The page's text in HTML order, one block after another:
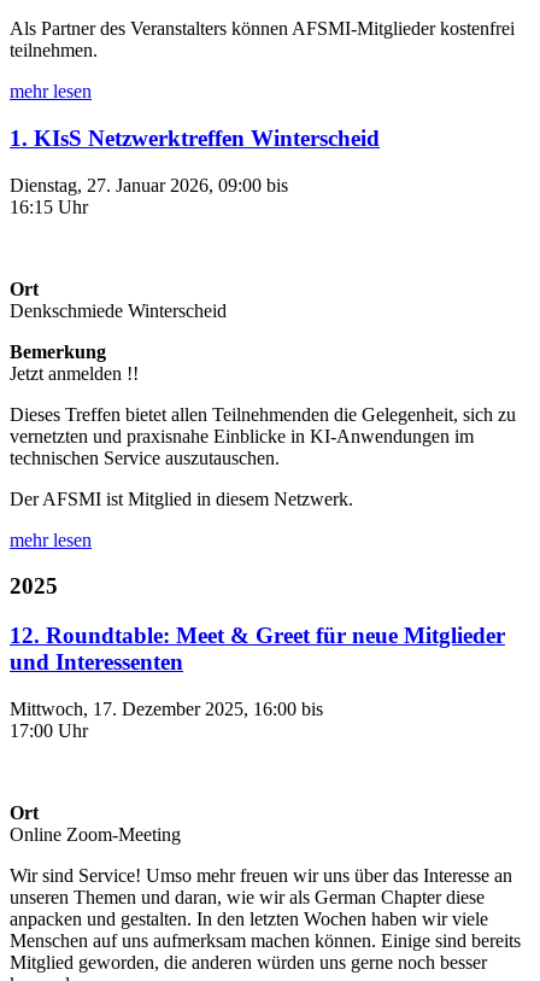
Als Partner des Veranstalters können AFSMI-Mitglieder kostenfrei
teilnehmen.
mehr lesen
1. KIsS Netzwerktreffen Winterscheid
Dienstag, 27. Januar 2026, 09:00 bis
16:15 Uhr
Ort
Denkschmiede Winterscheid
Bemerkung
Jetzt anmelden !!
Dieses Treffen bietet allen Teilnehmenden die Gelegenheit, sich zu
vernetzten und praxisnahe Einblicke in KI-Anwendungen im
technischen Service auszutauschen.
Der AFSMI ist Mitglied in diesem Netzwerk.
mehr lesen
2025
12. Roundtable: Meet & Greet für neue Mitglieder
und Interessenten
Mittwoch, 17. Dezember 2025, 16:00 bis
17:00 Uhr
Ort
Online Zoom-Meeting
Wir sind Service! Umso mehr freuen wir uns über das Interesse an
unseren Themen und daran, wie wir als German Chapter diese
anpacken und gestalten. In den letzten Wochen haben wir viele
Menschen auf uns aufmerksam machen können. Einige sind bereits
Mitglied geworden, die anderen würden uns gerne noch besser